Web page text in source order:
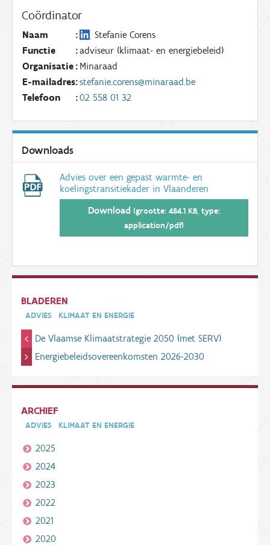
Coördinator
:
Naam
Stefanie Corens
:
Functie
adviseur (klimaat- en energiebeleid)
:
Organisatie Minaraad
:
E-mailadres stefanie.corens@minaraad.be
:
Telefoon 02 558 01 32
Downloads
Advies over een gepast warmte- en
koelingstransitiekader in Vlaanderen
Download (grootte: 484.1 KB, type:
application/pdf)
BLADEREN
ADVIES KLIMAAT EN ENERGIE
De Vlaamse Klimaatstrategie 2050 (met SERV)
Energiebeleidsovereenkomsten 2026-2030
ARCHIEF
ADVIES KLIMAAT EN ENERGIE
2025
2024
2023
2022
2021
2020